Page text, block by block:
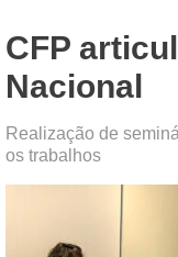
CFP
Nacional
Realização de
os trabalhos